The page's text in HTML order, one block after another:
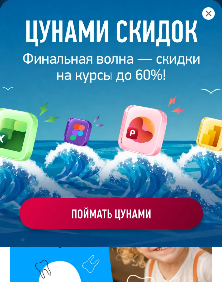
Главная /Банк слайдов / Презентация 190 – Рената
ПРЕЗЕНТАЦИЯ 190 - РЕНАТА
Моё избранное
Работа
студента
ХОЧУ ЗАКАЗАТЬ ТАКУЮ ПРЕЗЕНТАЦИЮ